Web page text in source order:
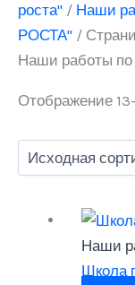
роста" / Наши
РОСТА" /
Наши работы
Отображение
Наши
Школа